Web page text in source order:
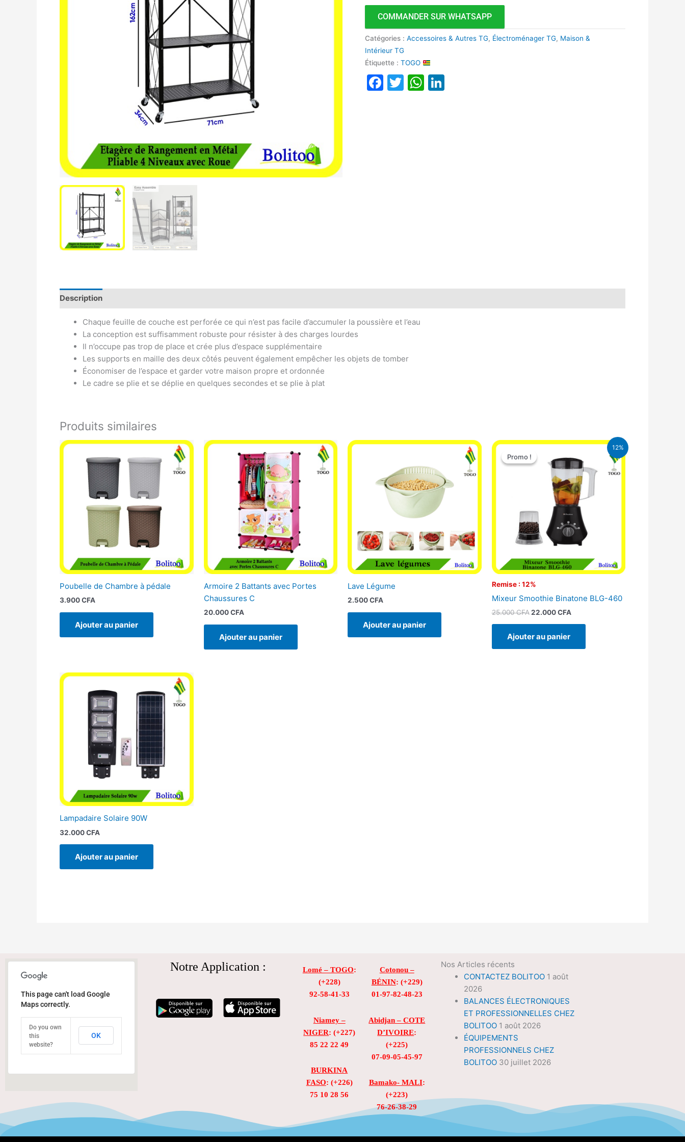
avec
Roue
COMMANDER SUR WHATSAPP
Catégories :Accessoires & Autres TG, Électroménager TG, Maison &
Intérieur TG
Étiquette :TOGO
Facebook
TwitterWhatsApp
Description
Chaque feuille de couche est perforée ce qui n’est pas facile d’accumuler la poussière et l’eau
La conception est suffisamment robuste pour résister à des charges lourdes
Il n’occupe pas trop de place et crée plus d’espace supplémentaire
Les supports en maille des deux côtés peuvent également empêcher les objets de tomber
Économiser de l’espace et garder votre maison propre et ordonnée
Le cadre se plie et se déplie en quelques secondes et se plie à plat
Produits similaires
Poubelle de Chambre à pédale
3.900CFA
Ajouter au panier
Armoire 2 Battants avec Portes
Chaussures C
20.000CFA
Ajouter au panier
Lave Légume
2.500CFA
Ajouter au panier
12%
Promo !
Remise : 12%
Promo !
Mixeur Smoothie Binatone BLG-460
25.000CFA
Le
prix
initial
25.000 CFA.
22.000CFA
Le
actuel
est :
22.000 CFA.
Ajouter au panier
Lampadaire Solaire 90W
32.000CFA
Ajouter au panier
This page can't load Google
Maps correctly.
Do you own
this
website?
OK
Notre Application : Lomé – TOGO:
(+228)
92-58-41-33
Niamey –
NIGER: (+227)
85 22 22 49
BURKINA
FASO: (+226)
75 10 28 56
Cotonou –
BÉNIN: (+229)
01-97-82-48-23
Abidjan – COTE
D’IVOIRE:
(+225)
07-09-05-45-97
Bamako- MALI:
(+223)
76-26-38-29
Nos Articles récents
CONTACTEZ BOLITOO 1 août
2026
BALANCES ÉLECTRONIQUES
ET PROFESSIONNELLES CHEZ
BOLITOO 1 août 2026
ÉQUIPEMENTS
PROFESSIONNELS CHEZ
BOLITOO 30 juillet 2026